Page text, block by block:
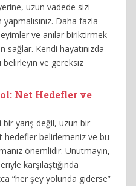
uzun vadede sizi
Daha fazla
ve anılar biriktirmek
Kendi hayatınızda
ve gereksiz
Net Hedefler ve
bir yarış değil, uzun bir
belirlemeniz ve bu
önemlidir. Unutmayın,
karşılaştığında
“her şey yolunda giderse”